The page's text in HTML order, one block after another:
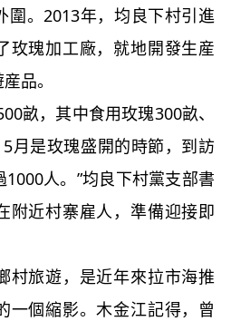
圍。2013年，均良下村引進
玫瑰加工廠，就地開發生産
品。
畝，其中食用玫瑰300畝、
月是玫瑰盛開的時節，到訪
人。”均良下村黨支部書
附近村寨雇人，準備迎接即
旅遊，是近年來拉市海推
一個縮影。木金江記得，曾